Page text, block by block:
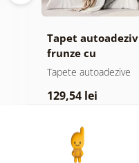
Tapet autoadeziv
frunze cu
atingere
Tapete autoadezive
129,54 lei